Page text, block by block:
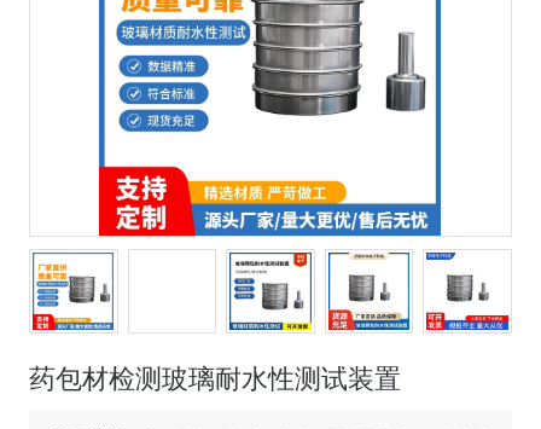
药包材检测玻璃耐水性测试装置